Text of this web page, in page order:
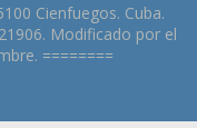
Cienfuegos. Cuba.
Modificado por el
========